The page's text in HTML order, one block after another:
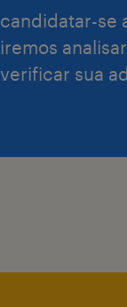
candidatar-se
iremos
verificar sua